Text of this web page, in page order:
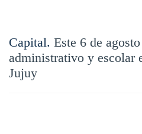
Capital. Este 6 de
administrativo y escolar
Jujuy